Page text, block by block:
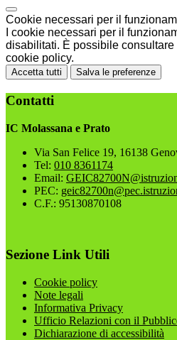
Cookie necessari per il
I cookie necessari per il
disabilitati. È possibile
cookie policy.
Accetta tutti Salva le preferenze
Contatti
IC Molassana e Prato
Via San Felice 19, 16138
Tel: 010 8361174
Email:
PEC:
C.F.: 95130870108
Sezione Link Utili
Cookie policy
Note legali
Informativa Privacy
Ufficio Relazioni con il
Dichiarazione di accessibilità